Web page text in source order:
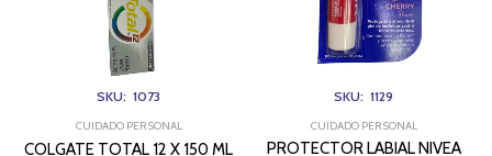
SKU: 1073
CUIDADO PERSONAL
COLGATE TOTAL 12 X 150 ML
SKU: 1129
CUIDADO PERSONAL
PROTECTOR LABIAL NIVEA